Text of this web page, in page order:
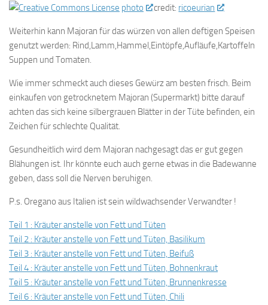
photo credit: ricoeurian
Weiterhin kann Majoran für das würzen von allen deftigen Speisen
genutzt werden: Rind,Lamm,Hammel,Eintöpfe,Aufläufe,Kartoffeln
Suppen und Tomaten.
Wie immer schmeckt auch dieses Gewürz am besten frisch. Beim
einkaufen von getrocknetem Majoran (Supermarkt) bitte darauf
achten das sich keine silbergrauen Blätter in der Tüte befinden, ein
Zeichen für schlechte Qualität.
Gesundheitlich wird dem Majoran nachgesagt das er gut gegen
Blähungen ist. Ihr könnte euch auch gerne etwas in die Badewanne
geben, dass soll die Nerven beruhigen.
P.s. Oregano aus Italien ist sein wildwachsender Verwandter !
Teil 1 : Kräuter anstelle von Fett und Tüten
Teil 2 : Kräuter anstelle von Fett und Tüten, Basilikum
Teil 3 : Kräuter anstelle von Fett und Tüten, Beifuß
Teil 4 : Kräuter anstelle von Fett und Tüten, Bohnenkraut
Teil 5 : Kräuter anstelle von Fett und Tüten, Brunnenkresse
Teil 6 : Kräuter anstelle von Fett und Tüten, Chili